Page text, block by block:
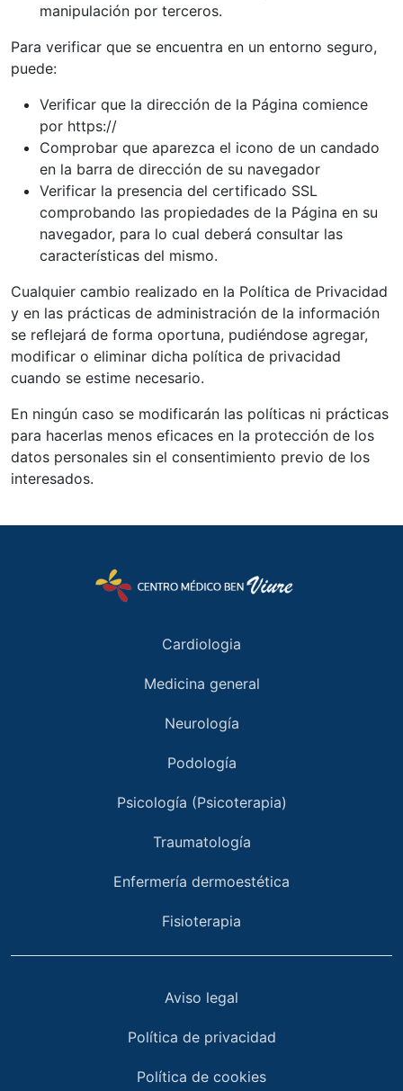
manipulación por terceros.
Para verificar que se encuentra en un entorno seguro,
puede:
Verificar que la dirección de la Página comience
por https://
Comprobar que aparezca el icono de un candado
en la barra de dirección de su navegador
Verificar la presencia del certificado SSL
comprobando las propiedades de la Página en su
navegador, para lo cual deberá consultar las
características del mismo.
Cualquier cambio realizado en la Política de Privacidad
y en las prácticas de administración de la información
se reflejará de forma oportuna, pudiéndose agregar,
modificar o eliminar dicha política de privacidad
cuando se estime necesario.
En ningún caso se modificarán las políticas ni prácticas
para hacerlas menos eficaces en la protección de los
datos personales sin el consentimiento previo de los
interesados.
Cardiologia
Medicina general
Neurología
Podología
Psicología (Psicoterapia)
Traumatología
Enfermería dermoestética
Fisioterapia
Aviso legal
Política de privacidad
Política de cookies